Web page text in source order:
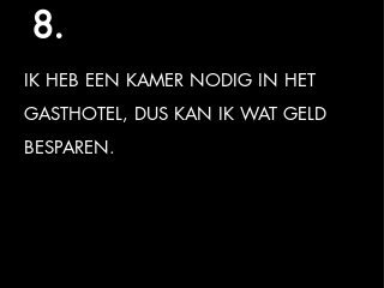
8.
IK HEB EEN KAMER NODIG IN HET
GASTHOTEL, DUS KAN IK WAT GELD
BESPAREN.